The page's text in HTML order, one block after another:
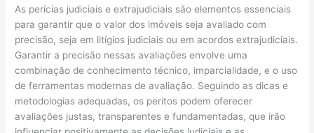
As perícias judiciais e extrajudiciais são elementos essenciais
para garantir que o valor dos imóveis seja avaliado com
precisão, seja em litígios judiciais ou em acordos extrajudiciais.
Garantir a precisão nessas avaliações envolve uma
combinação de conhecimento técnico, imparcialidade, e o uso
de ferramentas modernas de avaliação. Seguindo as dicas e
metodologias adequadas, os peritos podem oferecer
avaliações justas, transparentes e fundamentadas, que irão